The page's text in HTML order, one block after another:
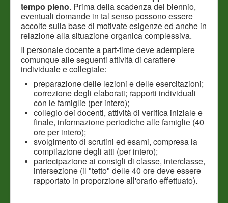
tempo pieno. Prima della scadenza del biennio,
eventuali domande in tal senso possono essere
accolte sulla base di motivate esigenze ed anche in
relazione alla situazione organica complessiva.
Il personale docente a part-time deve adempiere
comunque alle seguenti attività di carattere
individuale e collegiale:
preparazione delle lezioni e delle esercitazioni;
correzione degli elaborati; rapporti individuali
con le famiglie (per intero);
collegio dei docenti, attività di verifica iniziale e
finale, informazione periodiche alle famiglie (40
ore per intero);
svolgimento di scrutini ed esami, compresa la
compilazione degli atti (per intero);
partecipazione ai consigli di classe, interclasse,
intersezione (il "tetto" delle 40 ore deve essere
rapportato in proporzione all'orario effettuato).